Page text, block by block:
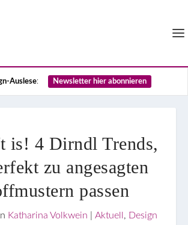
Auslese: Newsletter hier abonnieren
is! 4 Dirndl Trends,
zu angesagten
passen
Katharina Volkwein Aktuell , Design